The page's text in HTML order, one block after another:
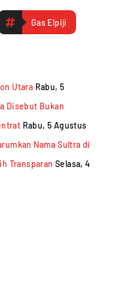
Gas Elpiji
Utara Rabu, 5
Disebut Bukan
Rabu, 5 Agustus
Nama Sultra di
Transparan Selasa, 4